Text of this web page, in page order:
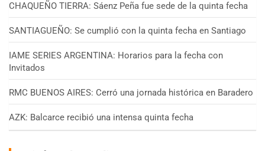
CHAQUEÑO TIERRA: Sáenz Peña fue sede de la quinta fecha
SANTIAGUEÑO: Se cumplió con la quinta fecha en Santiago
IAME SERIES ARGENTINA: Horarios para la fecha con
Invitados
RMC BUENOS AIRES: Cerró una jornada histórica en Baradero
AZK: Balcarce recibió una intensa quinta fecha